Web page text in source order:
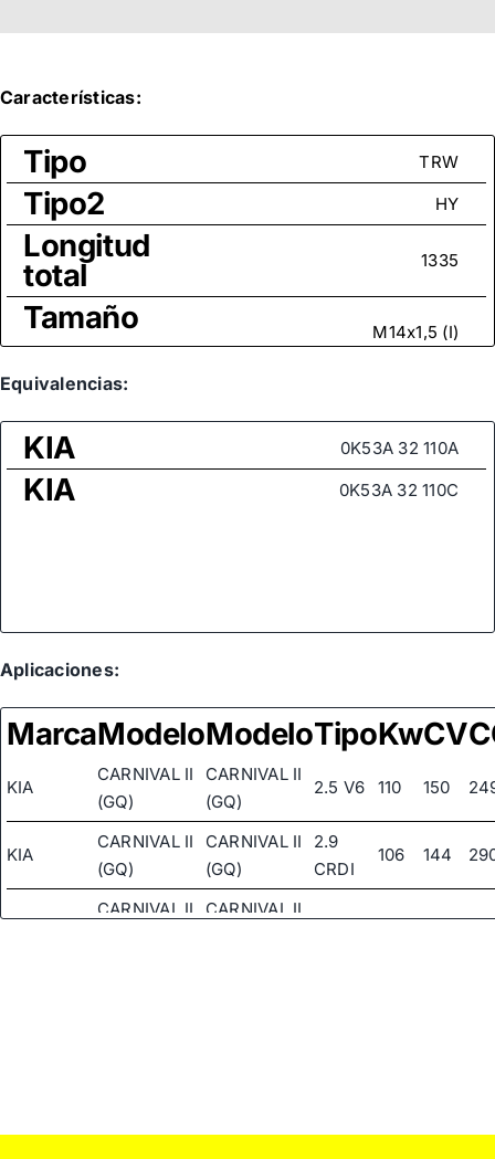
Características:
Tipo TRW
Tipo2 HY
Longitud
total 1335
Tamaño
rosca M14x1,5 (I)
Medida
de rosca
(rótula
axial)
Equivalencias:
KIA 0K53A 32 110A
KIA 0K53A 32 110C
Aplicaciones:
MarcaModeloModeloTipoKwCV
KIA
CARNIVAL II
(GQ)
CARNIVAL II
(GQ)
2.5 V6 110 150
KIA
CARNIVAL II
(GQ)
CARNIVAL II
(GQ)
2.9
CRDI
106 144
KIA
CARNIVAL II
CARNIVAL II
3.5 143 194